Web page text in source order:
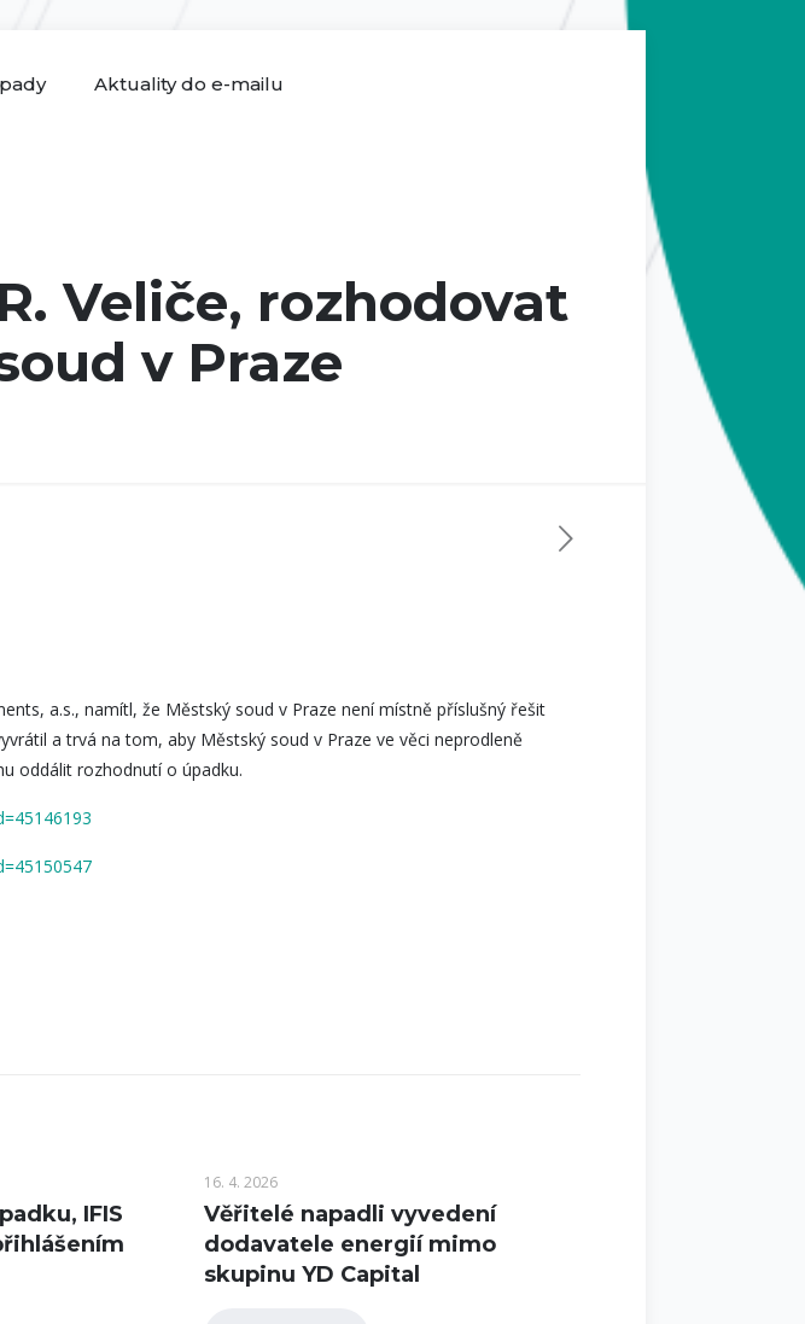
Aktuality do e-mailu
Veliče, rozhodovat
v Praze
a.s., namítl, že Městský soud v Praze není místně příslušný řešit
a trvá na tom, aby Městský soud v Praze ve věci neprodleně
oddálit rozhodnutí o úpadku.
IFIS
16. 4. 2026
Věřitelé napadli vyvedení
dodavatele energií mimo
skupinu YD Capital